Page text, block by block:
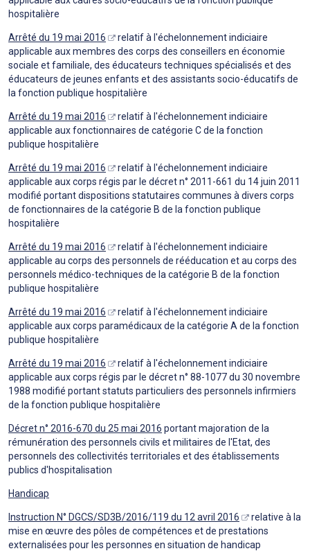
hospitalière
Arrêté du 19 mai 2016
relatif à l'échelonnement indiciaire
applicable aux membres des corps des conseillers en économie
sociale et familiale, des éducateurs techniques spécialisés et des
éducateurs de jeunes enfants et des assistants socio-éducatifs de
la fonction publique hospitalière
Arrêté du 19 mai 2016
relatif à l'échelonnement indiciaire
applicable aux fonctionnaires de catégorie C de la fonction
publique hospitalière
Arrêté du 19 mai 2016
relatif à l'échelonnement indiciaire
applicable aux corps régis par le décret n° 2011-661 du 14 juin 2011
modifié portant dispositions statutaires communes à divers corps
de fonctionnaires de la catégorie B de la fonction publique
hospitalière
Arrêté du 19 mai 2016
relatif à l'échelonnement indiciaire
applicable au corps des personnels de rééducation et au corps des
personnels médico-techniques de la catégorie B de la fonction
publique hospitalière
Arrêté du 19 mai 2016
relatif à l'échelonnement indiciaire
applicable aux corps paramédicaux de la catégorie A de la fonction
publique hospitalière
Arrêté du 19 mai 2016
relatif à l'échelonnement indiciaire
applicable aux corps régis par le décret n° 88-1077 du 30 novembre
1988 modifié portant statuts particuliers des personnels infirmiers
de la fonction publique hospitalière
Décret n° 2016-670 du 25 mai 2016 portant majoration de la
rémunération des personnels civils et militaires de l'Etat, des
personnels des collectivités territoriales et des établissements
publics d'hospitalisation
Handicap
Instruction N° DGCS/SD3B/2016/119 du 12 avril 2016
relative à la
mise en œuvre des pôles de compétences et de prestations
externalisées pour les personnes en situation de handicap